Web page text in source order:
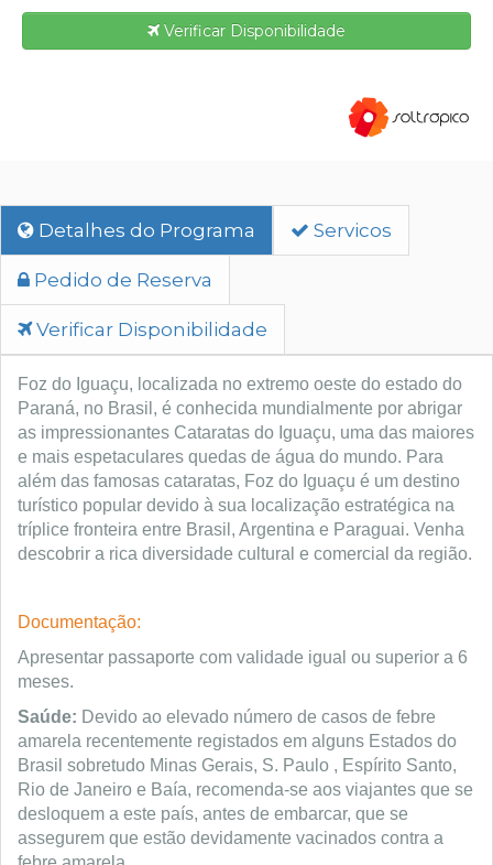
Verificar Disponibilidade
Detalhes do Programa Servicos
Pedido de Reserva
Verificar Disponibilidade
Foz do Iguaçu, localizada no extremo oeste do estado do
Paraná, no Brasil, é conhecida mundialmente por abrigar
as impressionantes Cataratas do Iguaçu, uma das maiores
e mais espetaculares quedas de água do mundo. Para
além das famosas cataratas, Foz do Iguaçu é um destino
turístico popular devido à sua localização estratégica na
tríplice fronteira entre Brasil, Argentina e Paraguai. Venha
descobrir a rica diversidade cultural e comercial da região.
Documentação:
Apresentar passaporte com validade igual ou superior a 6
meses.
Saúde: Devido ao elevado número de casos de febre
amarela recentemente registados em alguns Estados do
Brasil sobretudo Minas Gerais, S. Paulo , Espírito Santo,
Rio de Janeiro e Baía, recomenda-se aos viajantes que se
desloquem a este país, antes de embarcar, que se
assegurem que estão devidamente vacinados contra a